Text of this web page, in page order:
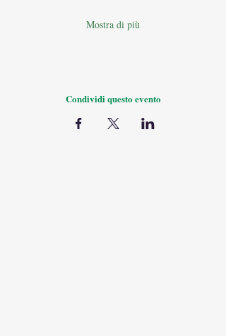
Mostra di più
Condividi questo evento